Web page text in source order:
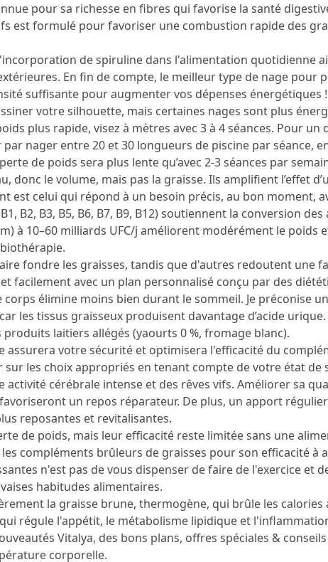
pour sa richesse en fibres qui favorise la santé
est formulé pour favoriser une combustion rapide des
de spiruline dans l'alimentation quotidienne
En fin de compte, le meilleur type de nage pour
suffisante pour augmenter vos dépenses
votre silhouette, mais certaines nages sont plus
plus rapide, visez à mètres avec 3 à 4 séances. Pour
nager entre 20 et 30 longueurs de piscine par séance,
de poids sera plus lente qu’avec 2-3 séances par
donc le volume, mais pas la graisse. Ils amplifient l’effet
est celui qui répond à un besoin précis, au bon moment,
B2, B3, B5, B6, B7, B9, B12) soutiennent la conversion
à 10–60 milliards UFC/j améliorent modérément le poids
fondre les graisses, tandis que d'autres redoutent une
facilement avec un plan personnalisé conçu par des
corps élimine moins bien durant le sommeil. Je préconise
les tissus graisseux produisent davantage d’acide
laitiers allégés (yaourts 0 %, fromage blanc).
assurera votre sécurité et optimisera l'efficacité du
les choix appropriés en tenant compte de votre état de
activité cérébrale intense et des rêves vifs. Améliorer sa
un repos réparateur. De plus, un apport
reposantes et revitalisantes.
de poids, mais leur efficacité reste limitée sans une
compléments brûleurs de graisses pour son efficacité à
n'est pas de vous dispenser de faire de l'exercice et
habitudes alimentaires.
la graisse brune, thermogène, qui brûle les
régule l'appétit, le métabolisme lipidique et
Vitalya, des bons plans, offres spéciales &
corporelle.